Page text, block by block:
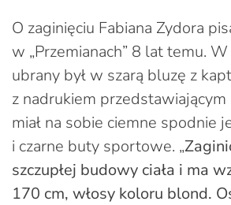
O zaginięciu Fabiana Zydora
w „Przemianach” 8 lat temu.
ubrany był w szarą bluzę z
z nadrukiem przedstawiającym
miał na sobie ciemne spodnie
i czarne buty sportowe. „
szczupłej budowy ciała i ma
170 cm, włosy koloru blond.